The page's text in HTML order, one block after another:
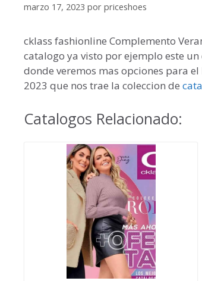
marzo 17, 2023 por priceshoes
cklass fashionline Complemento
catalogo ya visto por ejemplo este
donde veremos mas opciones para
2023 que nos trae la coleccion de
Catalogos Relacionado: